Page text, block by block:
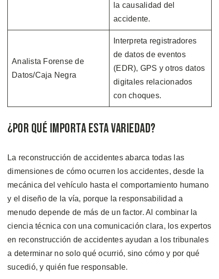
la causalidad del
accidente.
Analista Forense de
Datos/Caja Negra
Interpreta registradores
de datos de eventos
(EDR), GPS y otros datos
digitales relacionados
con choques.
¿Por Qué Importa Esta Variedad?
La reconstrucción de accidentes abarca todas las
dimensiones de cómo ocurren los accidentes, desde la
mecánica del vehículo hasta el comportamiento humano
y el diseño de la vía, porque la responsabilidad a
menudo depende de más de un factor. Al combinar la
ciencia técnica con una comunicación clara, los expertos
en reconstrucción de accidentes ayudan a los tribunales
a determinar no solo qué ocurrió, sino cómo y por qué
sucedió, y quién fue responsable.